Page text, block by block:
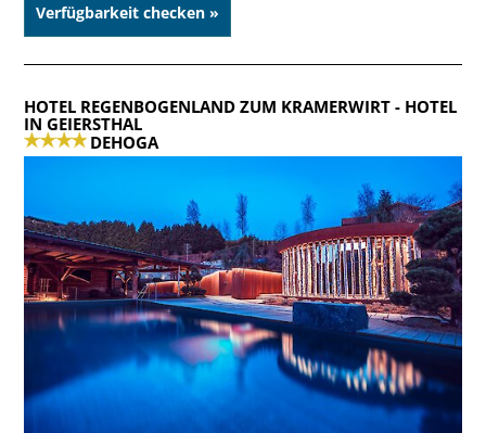
Verfügbarkeit checken »
HOTEL REGENBOGENLAND ZUM KRAMERWIRT- HOTEL
IN GEIERSTHAL
DEHOGA